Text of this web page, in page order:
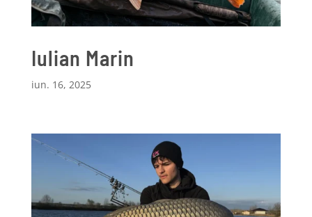
Iulian Marin
iun. 16, 2025